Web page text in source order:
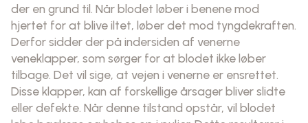
der en grund til. Når blodet løber i benene mod
hjertet for at blive iltet, løber det mod tyngdekraften.
Derfor sidder der på indersiden af venerne
veneklapper, som sørger for at blodet ikke løber
tilbage. Det vil sige, at vejen i venerne er ensrettet.
Disse klapper, kan af forskellige årsager bliver slidte
eller defekte. Når denne tilstand opstår, vil blodet